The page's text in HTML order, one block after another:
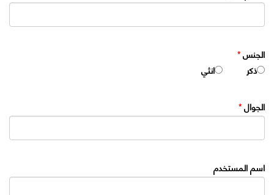
الجنس *
ذكر
انثي
الجوال *
اسم المستخدم